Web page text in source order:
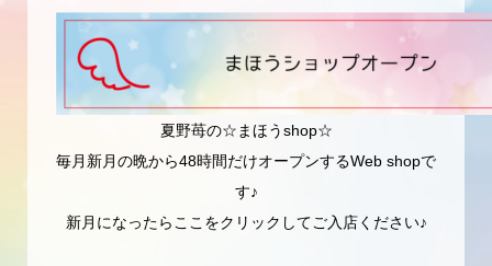
夏野苺の☆まほうshop☆
毎月新月の晩から48時間だけオープンするWeb shopで
す♪
新月になったらここをクリックしてご入店ください♪